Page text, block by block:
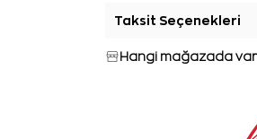
Taksit Seçenekleri
Hangi mağazada